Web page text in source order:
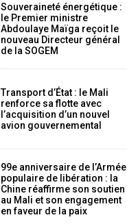
Souveraineté énergétique :
le Premier ministre
Abdoulaye Maïga reçoit le
nouveau Directeur général
de la SOGEM
Transport d’État : le Mali
renforce sa flotte avec
l’acquisition d’un nouvel
avion gouvernemental
99e anniversaire de l’Armée
populaire de libération : la
Chine réaffirme son soutien
au Mali et son engagement
en faveur de la paix